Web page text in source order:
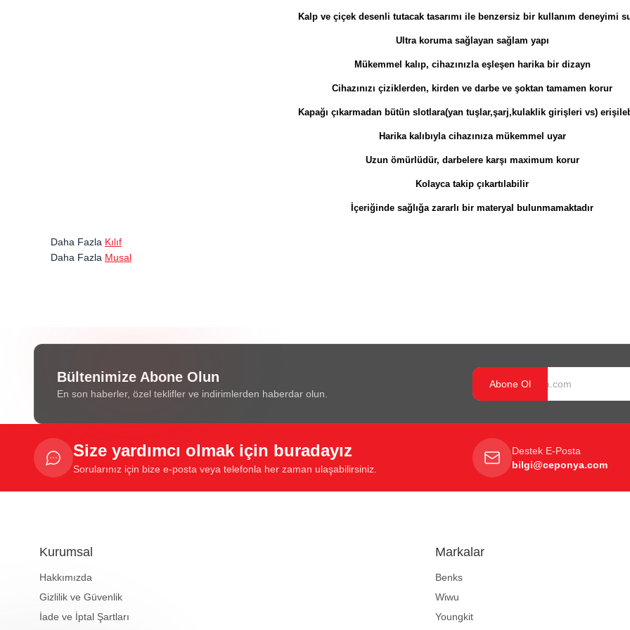
Kalp ve çiçek desenli tutacak tasarımı ile benzersiz bir kullanım deneyimi
Ultra koruma sağlayan sağlam yapı
Mükemmel kalıp, cihazınızla eşleşen harika bir dizayn
Cihazınızı çiziklerden, kirden ve darbe ve şoktan tamamen korur
Kapağı çıkarmadan bütün slotlara(yan tuşlar,şarj,kulaklik girişleri vs)
Harika kalıbıyla cihazınıza mükemmel uyar
Uzun ömürlüdür, darbelere karşı maximum korur
Kolayca takip çıkartılabilir
İçeriğinde sağlığa zararlı bir materyal bulunmamaktadır
Daha Fazla Kılıf
Daha Fazla Musal
Bültenimize Abone Olun
En son haberler, özel teklifler ve indirimlerden haberdar olun.
Abone Ol
Size yardımcı olmak için buradayız
Sorularınız için bize e-posta veya telefonla her zaman ulaşabilirsiniz.
Destek E-Posta
bilgi@ceponya.com
Kurumsal
Hakkımızda
Gizlilik ve Güvenlik
İade ve İptal Şartları
Markalar
Benks
Wiwu
Youngkit